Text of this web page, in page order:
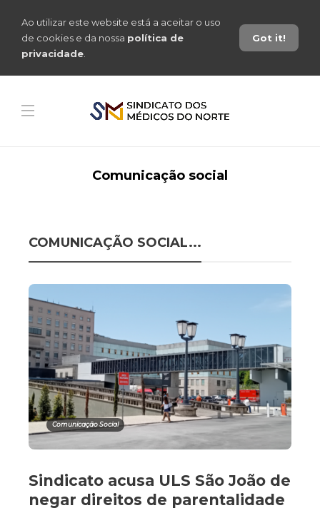
Ao utilizar este website está a aceitar o uso
de cookies e da nossa política de
privacidade
Got it!
Comunicação social
COMUNICAÇÃO SOCIAL...
Comunicação Social
Sindicato acusa ULS São João de
negar direitos de parentalidade